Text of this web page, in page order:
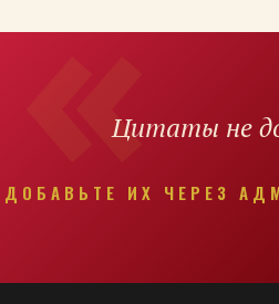
Цитаты не
ДОБАВЬТЕ ИХ ЧЕРЕЗ